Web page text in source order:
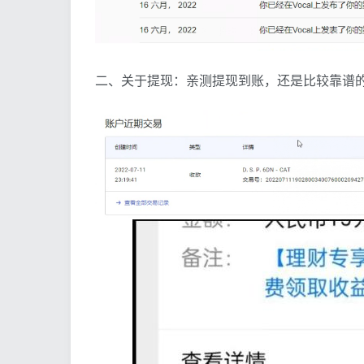
二、关于提现：亲测提现到账，还是比较靠谱